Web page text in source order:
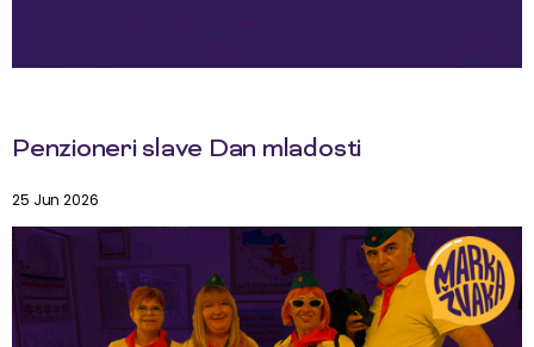
Penzioneri slave Dan mladosti
25 Jun 2026